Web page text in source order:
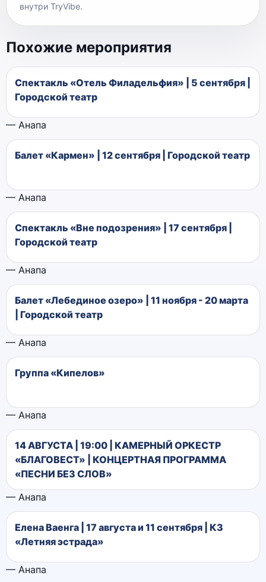
внутри TryVibe.
Похожие мероприятия
Спектакль «Отель Филадельфия» | 5 сентября |
Городской театр
— Анапа
Балет «Кармен» | 12 сентября | Городской театр
— Анапа
Спектакль «Вне подозрения» | 17 сентября |
Городской театр
— Анапа
Балет «Лебединое озеро» | 11 ноября - 20 марта
| Городской театр
— Анапа
Группа «Кипелов»
— Анапа
14 АВГУСТА | 19:00 | КАМЕРНЫЙ ОРКЕСТР
«БЛАГОВЕСТ» | КОНЦЕРТНАЯ ПРОГРАММА
«ПЕСНИ БЕЗ СЛОВ»
— Анапа
Елена Ваенга | 17 августа и 11 сентября | КЗ
«Летняя эстрада»
— Анапа